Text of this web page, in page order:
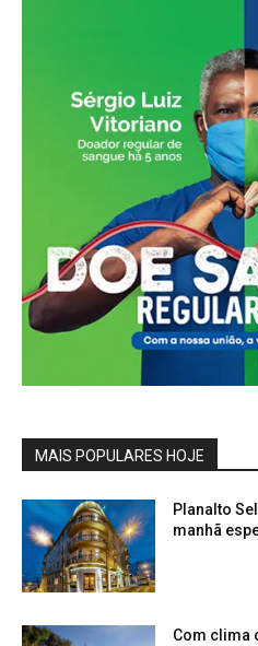
MAIS POPULARES HOJE
Planalto
manhã
Com clima